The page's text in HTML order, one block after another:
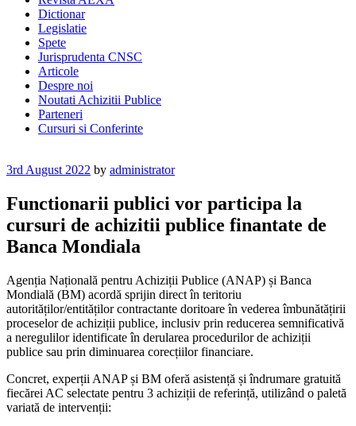
Dictionar
Legislatie
Spete
Jurisprudenta CNSC
Articole
Despre noi
Noutati Achizitii Publice
Parteneri
Cursuri si Conferinte
Posted
3rd August 2022 by administrator
Functionarii publici vor participa la
cursuri de achizitii publice finantate de
Banca Mondiala
Agenția Națională pentru Achiziții Publice (ANAP) și Banca
Mondială (BM) acordă sprijin direct în teritoriu
autorităților/entităților contractante doritoare în vederea îmbunătățirii
proceselor de achiziții publice, inclusiv prin reducerea semnificativă
a neregulilor identificate în derularea procedurilor de achiziții
publice sau prin diminuarea corecțiilor financiare.
Concret, experții ANAP și BM oferă asistență și îndrumare gratuită
fiecărei AC selectate pentru 3 achiziții de referință, utilizând o paletă
variată de intervenții: